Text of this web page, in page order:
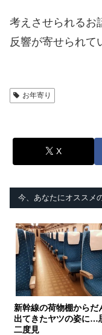
考えさせられるお
反響が寄せられて
お年寄り
X
今、あなたにオススメ
新幹線の荷物棚からだ
出てきたヤツの姿に…
二度見